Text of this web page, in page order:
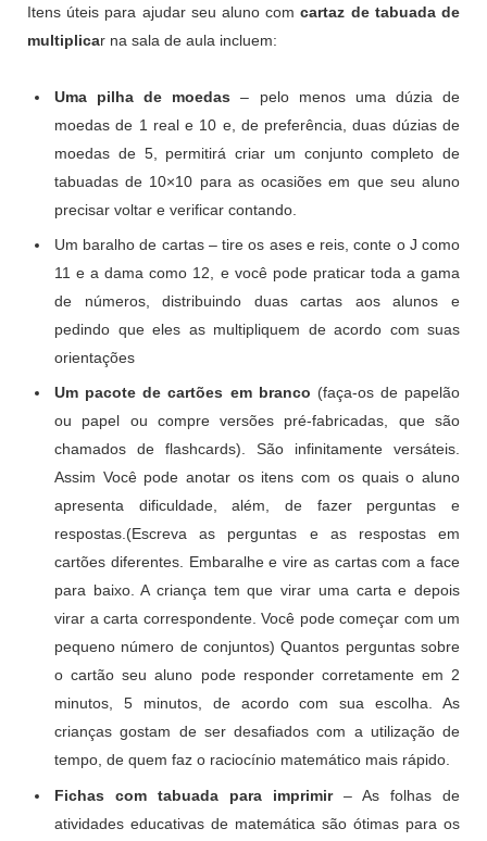
Itens úteis para ajudar seu aluno comcartaz de tabuada de
multiplicar na sala de aula incluem:
Uma pilha de moedas – pelo menos uma dúzia de
moedas de 1 real e 10 e, de preferência, duas dúzias de
moedas de 5, permitirá criar um conjunto completo de
tabuadas de 10×10 para as ocasiões em que seu aluno
precisar voltar e verificar contando.
Um baralho de cartas – tire os ases e reis, conte o J como
11 e a dama como 12, e você pode praticar toda a gama
de números, distribuindo duas cartas aos alunos e
pedindo que eles as multipliquem de acordo com suas
orientações
Um pacote de cartões em branco (faça-os de papelão
ou papel ou compre versões pré-fabricadas, que são
chamados de flashcards). São infinitamente versáteis.
Assim Você pode anotar os itens com os quais o aluno
apresenta dificuldade, além, de fazer perguntas e
respostas.(Escreva as perguntas e as respostas em
cartões diferentes. Embaralhe e vire as cartas com a face
para baixo. A criança tem que virar uma carta e depois
virar a carta correspondente. Você pode começar com um
pequeno número de conjuntos) Quantos perguntas sobre
o cartão seu aluno pode responder corretamente em 2
minutos, 5 minutos, de acordo com sua escolha. As
crianças gostam de ser desafiados com a utilização de
tempo, de quem faz o raciocínio matemático mais rápido.
Fichas com tabuada para imprimir– As folhas de
atividades educativas de matemática são ótimas para os